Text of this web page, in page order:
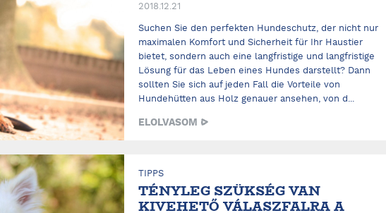
2018.12.21
Suchen Sie den perfekten Hundeschutz, der nicht nur
maximalen Komfort und Sicherheit für Ihr Haustier
bietet, sondern auch eine langfristige und langfristige
Lösung für das Leben eines Hundes darstellt? Dann
sollten Sie sich auf jeden Fall die Vorteile von
Hundehütten aus Holz genauer ansehen, von d...
ELOLVASOM
TIPPS
TÉNYLEG SZÜKSÉG VAN
KIVEHETŐ VÁLASZFALRA A